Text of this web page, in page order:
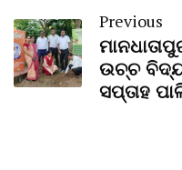
Previous
ଉଚ୍ଚ
ସପ୍ତାହ